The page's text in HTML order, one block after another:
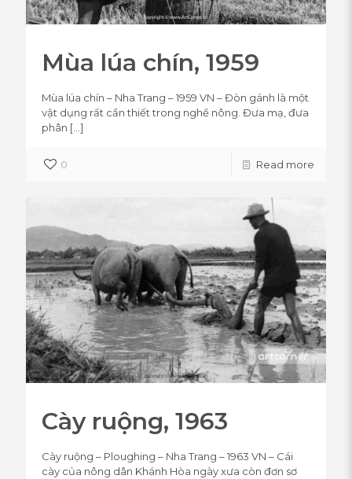
Mùa lúa chín, 1959
Mùa lúa chín – Nha Trang – 1959 VN – Đòn gánh là một
vật dụng rất cần thiết trong nghề nông. Đưa mạ, đưa
phân […]
0 Read more
Cày ruộng, 1963
Cày ruộng – Ploughing – Nha Trang – 1963 VN – Cái
cày của nông dân Khánh Hòa ngày xưa còn đơn sơ